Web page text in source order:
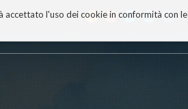
accettato l'uso dei cookie in conformità con le